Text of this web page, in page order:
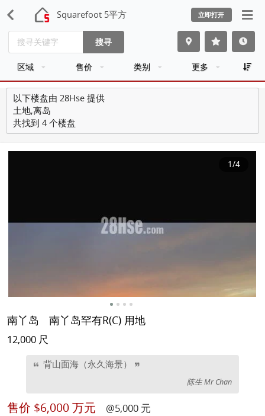
Squarefoot 5平方 立即打开
搜寻
区域 售价 类别 更多
以下楼盘由 28Hse 提供
土地,离岛
共找到 4 个楼盘
1/4
南丫岛 南丫岛罕有R(C) 用地
12,000 尺
背山面海（永久海景）
陈生 Mr Chan
售价 $6,000 万元 @5,000 元